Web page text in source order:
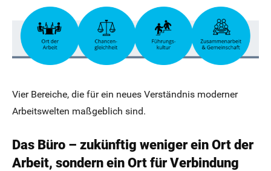
Vier Bereiche, die für ein neues Verständnis moderner
Arbeitswelten maßgeblich sind.
Das Büro – zukünftig weniger ein Ort der
Arbeit, sondern ein Ort für Verbindung